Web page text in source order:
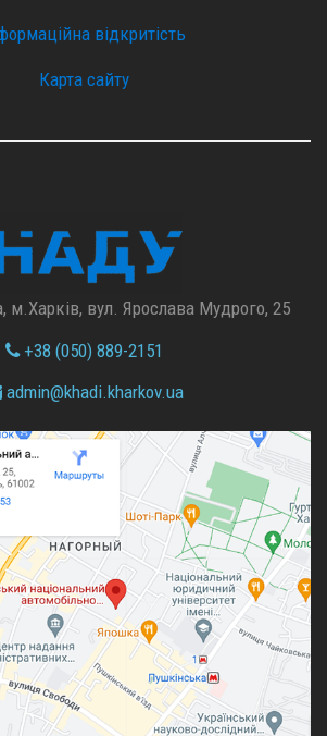
відкритість
Карта сайту
м.Харків, вул. Ярослава Мудрого, 25
+38 (050) 889-2151
admin@khadi.kharkov.ua